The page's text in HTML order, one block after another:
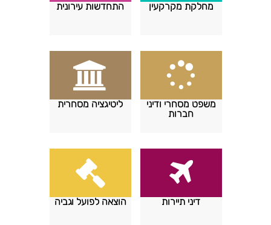
מחלקת מקרקעין התחדשות עירונית
משפט מסחרי ודיני
חברות
ליטיגציה מסחרית
דיני תיירות הוצאה לפועל וגביה